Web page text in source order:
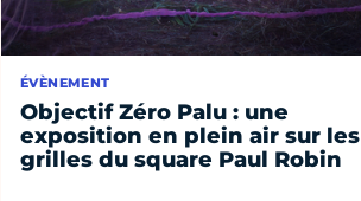
ÉVÈNEMENT
Objectif Zéro Palu : une
exposition en plein air sur les
grilles du square Paul Robin